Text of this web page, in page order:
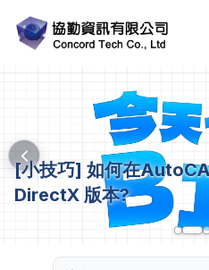
[小技巧] 如何在
DirectX 版本?